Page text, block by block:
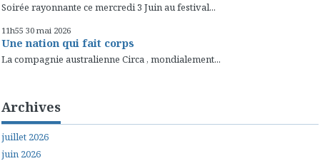
Soirée rayonnante ce mercredi 3 Juin au festival...
11h55 30 mai 2026
Une nation qui fait corps
La compagnie australienne Circa , mondialement...
Archives
juillet 2026
juin 2026